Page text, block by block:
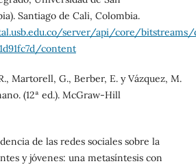
Santiago de Cali, Colombia.
server/api/core/bitstreams/
content
Martorell, G., Berber, E. y Vázquez, M.
(12ª ed.). McGraw-Hill
de las redes sociales sobre la
y jóvenes: una metasíntesis con